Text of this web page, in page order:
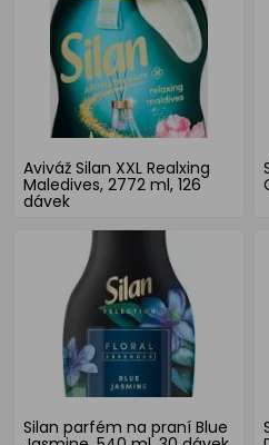
Aviváž Silan XXL Realxing
Maledives, 2772 ml, 126
dávek
Silan parfém na praní Blue